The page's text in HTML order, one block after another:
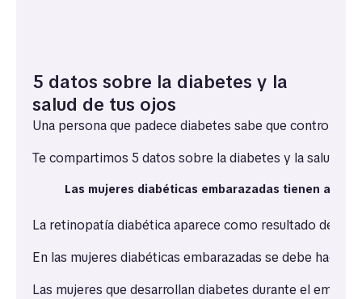
5 datos sobre la diabetes y la
salud de tus ojos
Una persona que padece diabetes sabe que controlar
Te compartimos 5 datos sobre la diabetes y la salud
Las mujeres diabéticas embarazadas tienen alto
La retinopatía diabética aparece como resultado del
En las mujeres diabéticas embarazadas se debe
Las mujeres que desarrollan diabetes durante el